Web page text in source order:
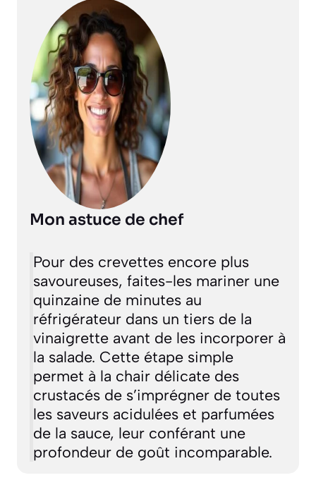
Mon astuce de chef
Pour des crevettes encore plus
savoureuses, faites-les mariner une
quinzaine de minutes au
réfrigérateur dans un tiers de la
vinaigrette avant de les incorporer à
la salade. Cette étape simple
permet à la chair délicate des
crustacés de s’imprégner de toutes
les saveurs acidulées et parfumées
de la sauce, leur conférant une
profondeur de goût incomparable.